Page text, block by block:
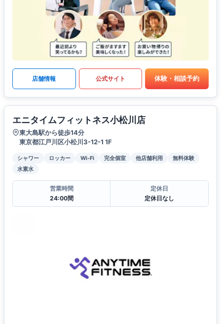
店舗情報 公式サイト 体験・相談予約
エニタイムフィットネス小松川店
東大島駅から徒歩14分
東京都江戸川区小松川3-12-1 1F
シャワー ロッカー Wi-Fi 完全個室 他店舗利用
無料体験
水素水
営業時間
24:00間
定休日
定休日なし